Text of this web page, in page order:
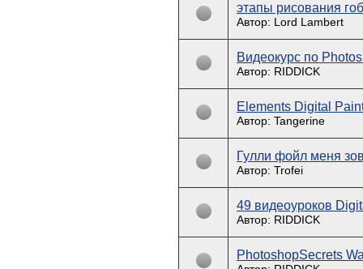
этапы рисования
Автор: Lord Lambert
Видеокурс по
Автор: RIDDICK
Elements Digital
Автор: Tangerine
Гулли фойл меня
Автор: Trofei
49 видеоуроков
Автор: RIDDICK
PhotoshopSecrets